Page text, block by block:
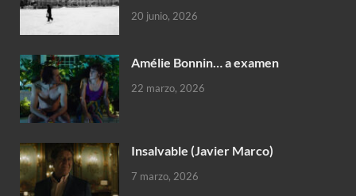
20 junio, 2026
Amélie Bonnin… a examen
22 marzo, 2026
Insalvable (Javier Marco)
7 marzo, 2026